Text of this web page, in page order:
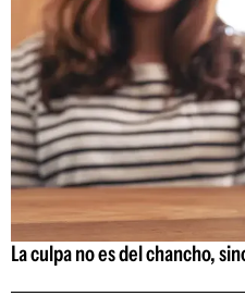
La culpa no es del chancho,